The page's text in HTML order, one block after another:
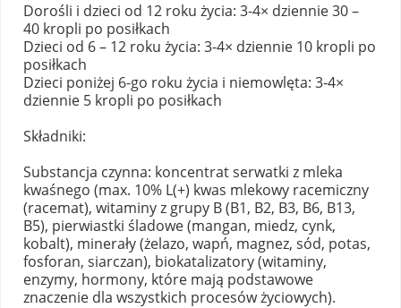
Dorośli i dzieci od 12 roku życia: 3-4× dziennie 30 –
40 kropli po posiłkach
Dzieci od 6 – 12 roku życia: 3-4× dziennie 10 kropli po
posiłkach
Dzieci poniżej 6-go roku życia i niemowlęta: 3-4×
dziennie 5 kropli po posiłkach
Składniki:
Substancja czynna: koncentrat serwatki z mleka
kwaśnego (max. 10% L(+) kwas mlekowy racemiczny
(racemat), witaminy z grupy B (B1, B2, B3, B6, B13,
B5), pierwiastki śladowe (mangan, miedz, cynk,
kobalt), minerały (żelazo, wapń, magnez, sód, potas,
fosforan, siarczan), biokatalizatory (witaminy,
enzymy, hormony, które mają podstawowe
znaczenie dla wszystkich procesów życiowych).